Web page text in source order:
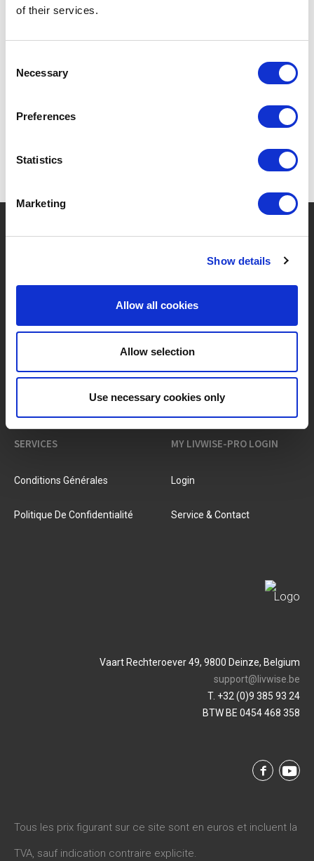
of their services.
Selection
Necessary
Preferences
Statistics
Marketing
Show details
Allow all cookies
Allow selection
Use necessary cookies only
SPÉCIFICATIONS
Marques
Nouveaux Produits
À Propos De Nous
Offres D'emploi
SERVICES
Conditions Générales
Politique De Confidentialité
MY LIVWISE-PRO LOGIN
Login
Service & Contact
Vaart Rechteroever 49, 9800 Deinze, Belgium
support@livwise.be
T. +32 (0)9 385 93 24
BTW BE 0454 468 358
Tous les prix figurant sur ce site sont en euros et incluent la
TVA, sauf indication contraire explicite.